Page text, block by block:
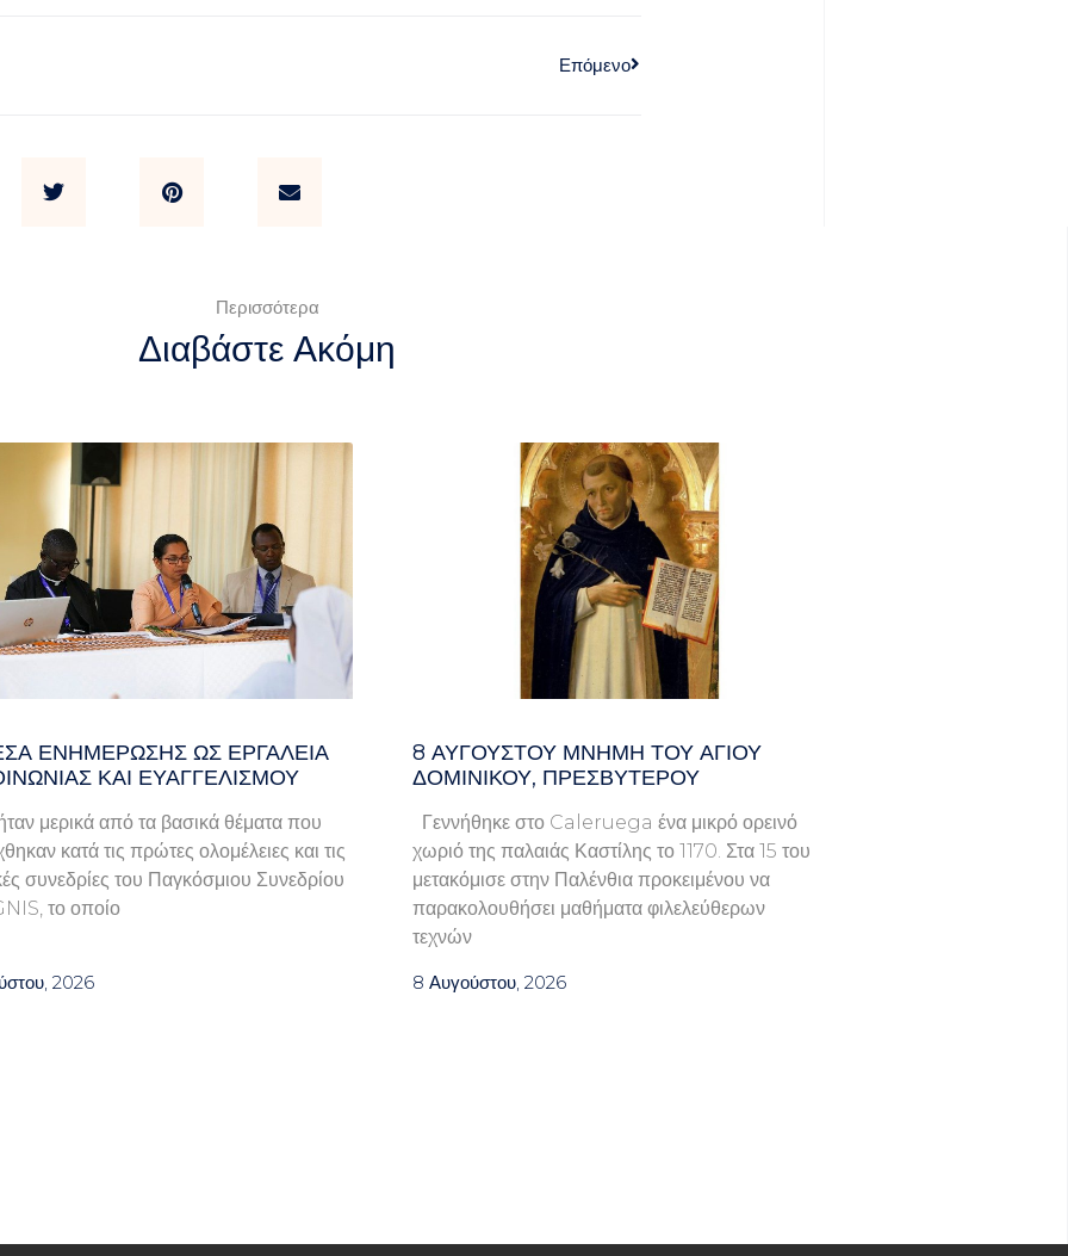
Επόμενο
Περισσότερα
Διαβάστε Ακόμη
ΕΝΗΜΈΡΩΣΗΣ ΩΣ ΕΡΓΑΛΕΊΑ
ΚΑΙ ΕΥΑΓΓΕΛΙΣΜΟΎ
μερικά από τα βασικά θέματα που
κατά τις πρώτες ολομέλειες και τις
συνεδρίες του Παγκόσμιου Συνεδρίου
το οποίο
2026
8 ΑΥΓΟΥΣΤΟΥ ΜΝΗΜΗ ΤΟΥ ΑΓΙΟΥ
ΔΟΜΙΝΙΚΟΥ, ΠΡΕΣΒΥΤΕΡΟΥ
Γεννήθηκε στο Caleruega ένα μικρό ορεινό
χωριό της παλαιάς Καστίλης το 1170. Στα 15 του
μετακόμισε στην Παλένθια προκειμένου να
παρακολουθήσει μαθήματα φιλελεύθερων
τεχνών
8 Αυγούστου, 2026